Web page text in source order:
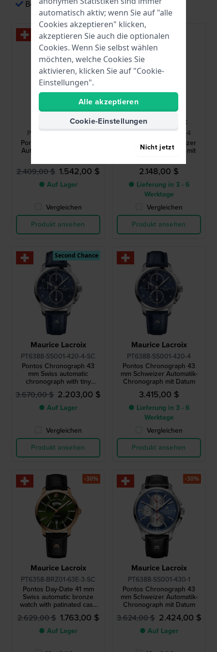
Bezahlen mit Apple Pay
Maurice Lacroix
PT6358-SS002-431-1
Pontos 41 mm Schweizer
Automatik-Herrenuhr mit
2.409,00 $ 1.542,00 $
● Auf Lager
Vergleichen
Produkt ansehen
-30%
Maurice Lacroix
PT6358-SS004-431-4
Pontos 41 mm Schweizer
Automatik-Herrenuhr mit
2.148,00 $
● Lieferung in 3 - 6
Werktage
Vergleichen
Produkt ansehen
Maurice Lacroix
PT6388-SS001-420-4-SC
Pontos Chronograph 43
mm Swiss automatic
chronograph with tiny
scratches
3.670,00 $ 2.203,00 $
● Auf Lager
Vergleichen
Produkt ansehen
Second Chance
Maurice Lacroix
PT6388-SS001-420-4
Pontos Chronograph 43
mm Schweizer Automatik-
Chronograph mit Datum
3.415,00 $
● Lieferung in 3 - 6
Werktage
Vergleichen
Produkt ansehen
Maurice Lacroix
PT6358-BRZ01-63E-3-SC
Pontos Day-Date 41 mm
Swiss automatic bronze
watch with patinated case
and black leather strap
2.629,00 $ 1.763,00 $
● Auf Lager
-30%
Maurice Lacroix
PT6388-SS001-430-1
Pontos Chronograph 43
mm Schweizer Automatik-
Chronograph mit Datum
3.624,00 $ 2.424,00 $
● Auf Lager
-30%
automatisch aktiv; wenn Sie auf "alle
Cookies akzeptieren" klicken,
akzeptieren Sie auch die optionalen
Cookies. Wenn Sie selbst wählen
möchten, welche Cookies Sie
aktivieren, klicken Sie auf "Cookie-
Einstellungen".
Alle akzeptieren
Cookie-Einstellungen
Nicht jetzt